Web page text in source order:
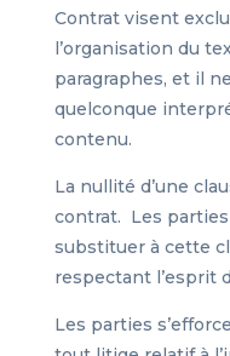
Contrat visent
l’organisation du
paragraphes, et il
quelconque
contenu.
La nullité d’une
contrat. Les
substituer à cette
respectant l’esprit
Les parties